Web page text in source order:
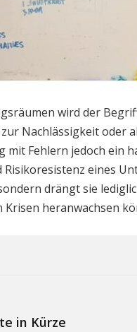
wird der
Nachlässigkeit oder
mit Fehlern jedoch ein
eines
drängt sie
heranwachsen
in Kürze